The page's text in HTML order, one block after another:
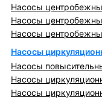
Насосы
Насосы
Насосы
Насосы
Насосы
Насосы
Насосы